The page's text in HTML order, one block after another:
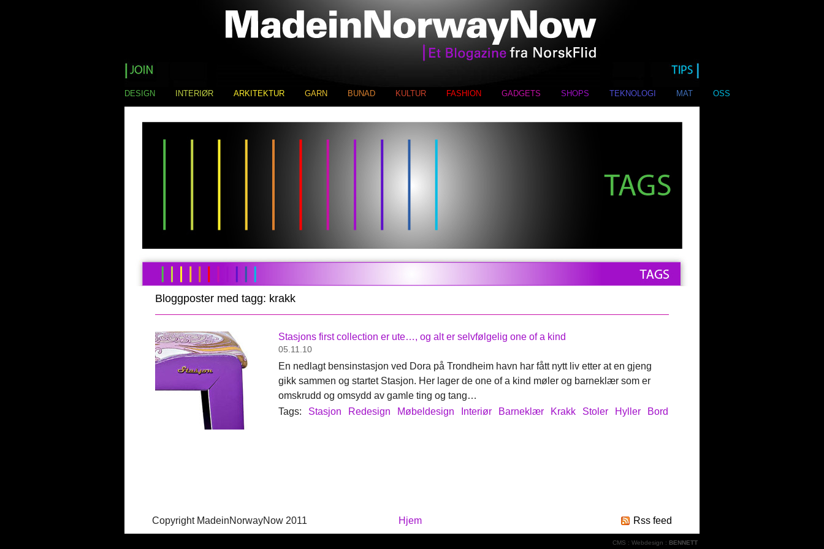
DESIGN INTERIØR ARKITEKTUR GARN BUNAD KULTUR FASHION GADGETS SHOPS TEKNOLOGI MAT OSS
Bloggposter med tagg: krakk
Stasjons first collection er ute…, og alt er selvfølgelig one of a kind
05.11.10
En nedlagt bensinstasjon ved Dora på Trondheim havn har fått nytt liv etter at en gjeng
gikk sammen og startet Stasjon. Her lager de one of a kind møler og barneklær som er
omskrudd og omsydd av gamle ting og tang…
Tags:
Stasjon Redesign Møbeldesign Interiør Barneklær Krakk Stoler Hyller Bord
Copyright MadeinNorwayNow 2011 Hjem Rss feed
CMS : Webdesign : BENNETT